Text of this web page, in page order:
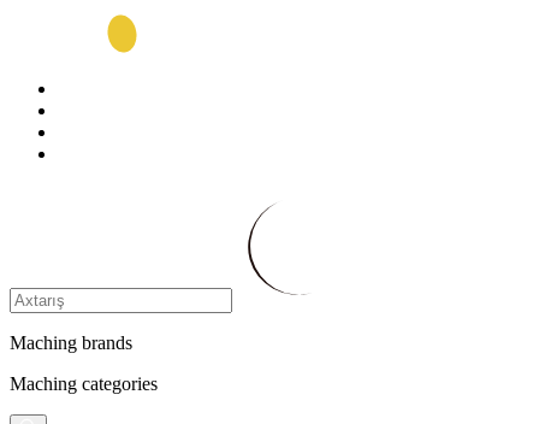
Maching brands
Maching categories